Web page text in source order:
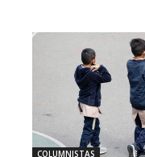
COLUMNISTAS